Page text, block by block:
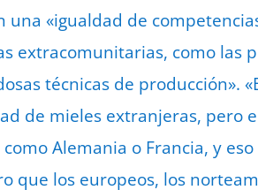
una «igualdad de
extracomunitarias, como las
técnicas de producción».
de mieles extranjeras, pero
Alemania o Francia, y
que los europeos, los